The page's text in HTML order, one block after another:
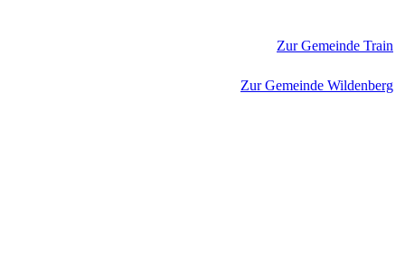
Zur Gemeinde Train
Zur Gemeinde Wildenberg